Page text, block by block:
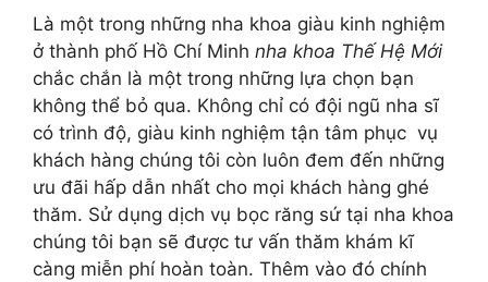
Là một trong những nha khoa giàu kinh nghiệm
ở thành phố Hồ Chí Minh nha khoa Thế Hệ Mới
chắc chắn là một trong những lựa chọn bạn
không thể bỏ qua. Không chỉ có đội ngũ nha sĩ
có trình độ, giàu kinh nghiệm tận tâm phục vụ
khách hàng chúng tôi còn luôn đem đến những
ưu đãi hấp dẫn nhất cho mọi khách hàng ghé
thăm. Sử dụng dịch vụ bọc răng sứ tại nha khoa
chúng tôi bạn sẽ được tư vấn thăm khám kĩ
càng miễn phí hoàn toàn. Thêm vào đó chính